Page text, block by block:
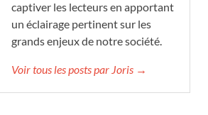
captiver les lecteurs en apportant
un éclairage pertinent sur les
grands enjeux de notre société.
Voir tous les posts par Joris →